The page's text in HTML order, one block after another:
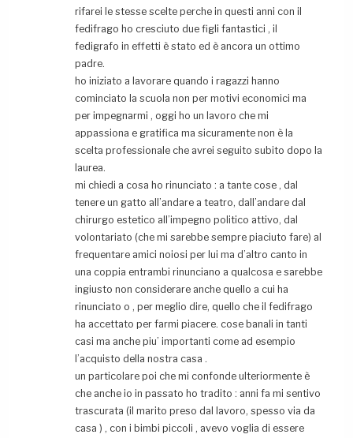
rifarei le stesse scelte perche in questi anni con il
fedifrago ho cresciuto due figli fantastici , il
fedigrafo in effetti è stato ed è ancora un ottimo
padre.
ho iniziato a lavorare quando i ragazzi hanno
cominciato la scuola non per motivi economici ma
per impegnarmi , oggi ho un lavoro che mi
appassiona e gratifica ma sicuramente non è la
scelta professionale che avrei seguito subito dopo la
laurea.
mi chiedi a cosa ho rinunciato : a tante cose , dal
tenere un gatto all’andare a teatro, dall’andare dal
chirurgo estetico all’impegno politico attivo, dal
volontariato (che mi sarebbe sempre piaciuto fare) al
frequentare amici noiosi per lui ma d’altro canto in
una coppia entrambi rinunciano a qualcosa e sarebbe
ingiusto non considerare anche quello a cui ha
rinunciato o , per meglio dire, quello che il fedifrago
ha accettato per farmi piacere. cose banali in tanti
casi ma anche piu’ importanti come ad esempio
l’acquisto della nostra casa .
un particolare poi che mi confonde ulteriormente è
che anche io in passato ho tradito : anni fa mi sentivo
trascurata (il marito preso dal lavoro, spesso via da
casa ) , con i bimbi piccoli , avevo voglia di essere